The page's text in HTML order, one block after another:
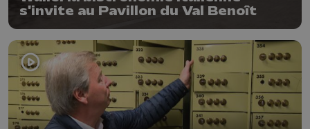
s'invite au Pavillon du Val Benoît